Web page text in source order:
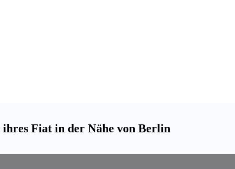
Fiat in der Nähe von Berlin